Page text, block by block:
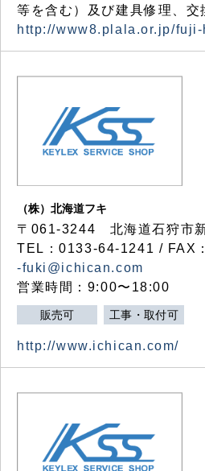
等を含む）及び建具修理、交
http://www8.plala.or.jp/fuji-
（株）北海道フキ
〒061-3244 北海道石狩市
TEL：0133-64-1241 / FAX
-fuki@ichican.com
営業時間：9:00〜18:00
販売可 工事・取付可
http://www.ichican.com/